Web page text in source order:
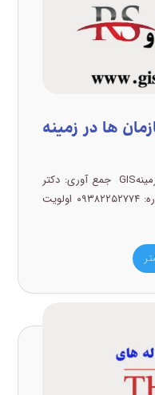
ها در زمینه
اولویت های پژوهشی سازمان ها در زمینهGIS جمع آوری: دکتر
سعید جوی زاده شماره تماس و مشاوره: ۰۹۳۸۲۲۵۲۷۷۴ اولویت